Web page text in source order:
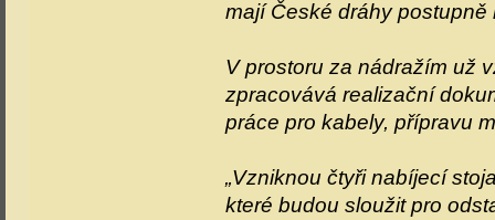
mají České dráhy
V prostoru za nádražím už
zpracovává realizační
práce pro kabely, přípravu
„Vzniknou čtyři nabíjecí
které budou sloužit pro